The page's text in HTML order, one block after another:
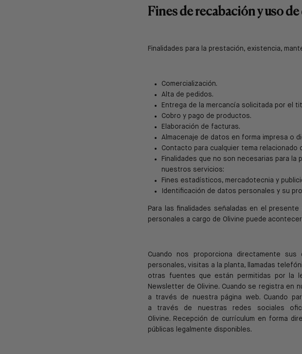
Fines de recabación y uso
Finalidades para la prestación, existencia,
Comercialización.
Alta de pedidos.
Entrega de la mercancía solicitada por el
Cobro y pago de productos.
Elaboración de facturas.
Almacenaje de datos en forma impresa o
Contacto para cualquier tema
Finalidades que no son necesarias para
nuestros servicios:
Fines estadísticos, mercadotecnia y
Identificación de datos personales y su
Para las finalidades señaladas en el
personales a cargo de Olivine puede
Cuando nos proporciona directamente
personales, visitas a la planta, llamadas
otras fuentes que están permitidas por la
Newsletter de Olivine. Cuando se registra en
a través de nuestra página web. Cuando
a
través de nuestras redes sociales
Olivine. Recepción de currículum en forma
públicas legalmente disponibles.